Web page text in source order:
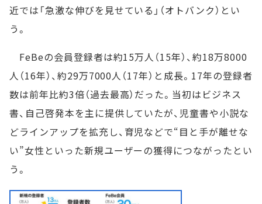
近では「急激な伸びを見せている」（オトバンク）とい
う。
FeBeの会員登録者は約15万人（15年）、約18万8000
人（16年）、約29万7000人（17年）と成長。17年の登録者
数は前年比約3倍（過去最高）だった。当初はビジネス
書、自己啓発本を主に提供していたが、児童書や小説な
どラインアップを拡充し、育児などで“目と手が離せな
い”女性といった新規ユーザーの獲得につながったとい
う。